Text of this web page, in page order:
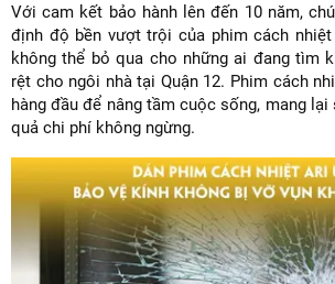
Với cam kết bảo hành lên đến 10 năm,
định độ bền vượt trội của phim cách
không thể bỏ qua cho những ai đang tìm
rệt cho ngôi nhà tại Quận 12. Phim cách
hàng đầu để nâng tầm cuộc sống, mang
quả chi phí không ngừng.